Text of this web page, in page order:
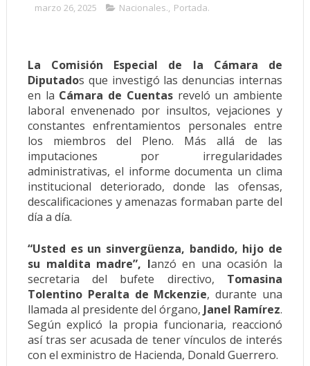
marzo 26, 2025 Nacionales., Portada.
La Comisión Especial de la Cámara de
Diputados que investigó las denuncias internas
en la Cámara de Cuentasreveló un ambiente
laboral envenenado por insultos, vejaciones y
constantes enfrentamientos personales entre
los miembros del Pleno. Más allá de las
imputaciones por irregularidades
administrativas, el informe documenta un clima
institucional deteriorado, donde las ofensas,
descalificaciones y amenazas formaban parte del
día a día.
“Usted es un sinvergüenza, bandido, hijo de
su maldita madre”, lanzó en una ocasión la
secretaria del bufete directivo, Tomasina
Tolentino Peralta de Mckenzie, durante una
llamada al presidente del órgano, Janel Ramírez.
Según explicó la propia funcionaria, reaccionó
así tras ser acusada de tener vínculos de interés
con el exministro de Hacienda, Donald Guerrero.